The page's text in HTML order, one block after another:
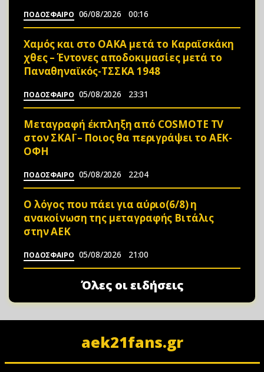
ΠΟΔΟΣΦΑΙΡΟ 06/08/2026 00:16
Χαμός και στο ΟΑΚΑ μετά το Καραϊσκάκη
χθες – Έντονες αποδοκιμασίες μετά το
Παναθηναϊκός-ΤΣΣΚΑ 1948
ΠΟΔΟΣΦΑΙΡΟ 05/08/2026 23:31
Μεταγραφή έκπληξη από COSMOTE TV
στον ΣΚΑΪ – Ποιος θα περιγράψει το ΑΕΚ-
ΟΦΗ
ΠΟΔΟΣΦΑΙΡΟ 05/08/2026 22:04
Ο λόγος που πάει για αύριο(6/8) η
ανακοίνωση της μεταγραφής Βιτάλις
στην ΑΕΚ
ΠΟΔΟΣΦΑΙΡΟ 05/08/2026 21:00
Όλες οι ειδήσεις
aek21fans.gr